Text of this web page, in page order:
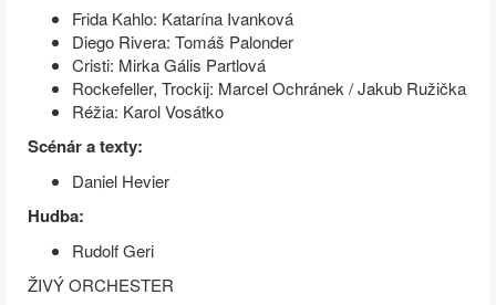
Frida Kahlo: Katarína Ivanková
Diego Rivera: Tomáš Palonder
Cristi: Mirka Gális Partlová
Rockefeller, Trockij: Marcel Ochránek / Jakub Ružička
Réžia: Karol Vosátko
Scénár a texty:
Daniel Hevier
Hudba:
Rudolf Geri
ŽIVÝ ORCHESTER